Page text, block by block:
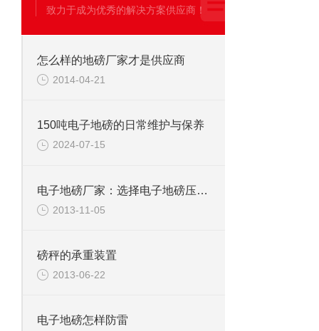
致力于成为优秀的解决方案供应商！
怎么样的地磅厂家才是供应商
2014-04-21
150吨电子地磅的日常维护与保养
2024-07-15
电子地磅厂家：选择电子地磅压力表的种类
2013-11-05
磅秤的承重装置
2013-06-22
电子地磅怎样防雷